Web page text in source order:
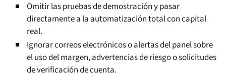
Omitir las pruebas de demostración y pasar
directamente a la automatización total con capital
real.
Ignorar correos electrónicos o alertas del panel sobre
el uso del margen, advertencias de riesgo o solicitudes
de verificación de cuenta.